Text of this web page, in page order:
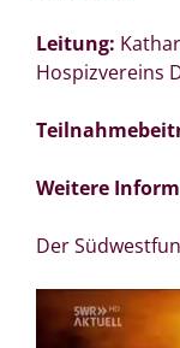
Leitung:
Hospizvereins
Weitere
Der
Video-
Player